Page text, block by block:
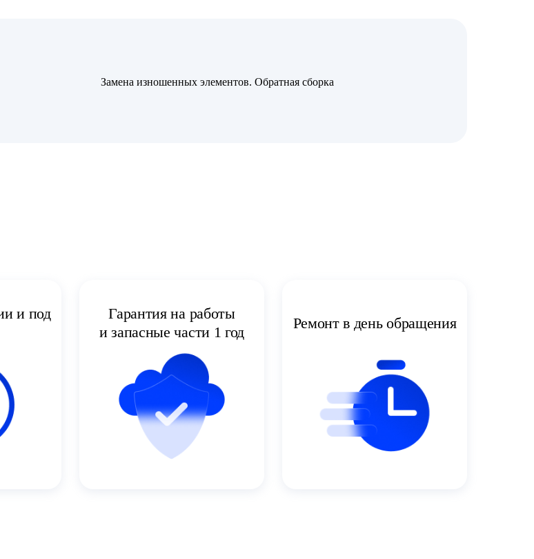
Замена изношенных элементов. Обратная сборка
и под
Гарантия на работы
и запасные части 1 год
Ремонт в день обращения